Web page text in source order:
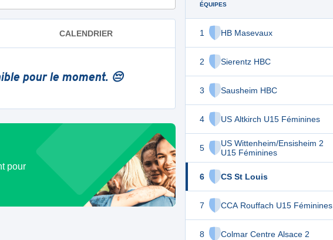
CALENDRIER
pour le moment. 😔
pour
ÉQUIPES
1 HB Masevaux
2 Sierentz HBC
3 Sausheim HBC
4 US Altkirch U15 Féminines
5
US Wittenheim/Ensisheim 2
U15 Féminines
6 CS St Louis
7 CCA Rouffach U15 Féminines
8 Colmar Centre Alsace 2